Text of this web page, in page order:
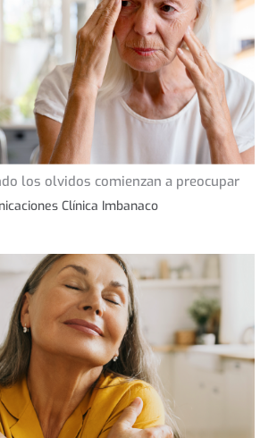
los olvidos comienzan a preocupar
Clínica Imbanaco